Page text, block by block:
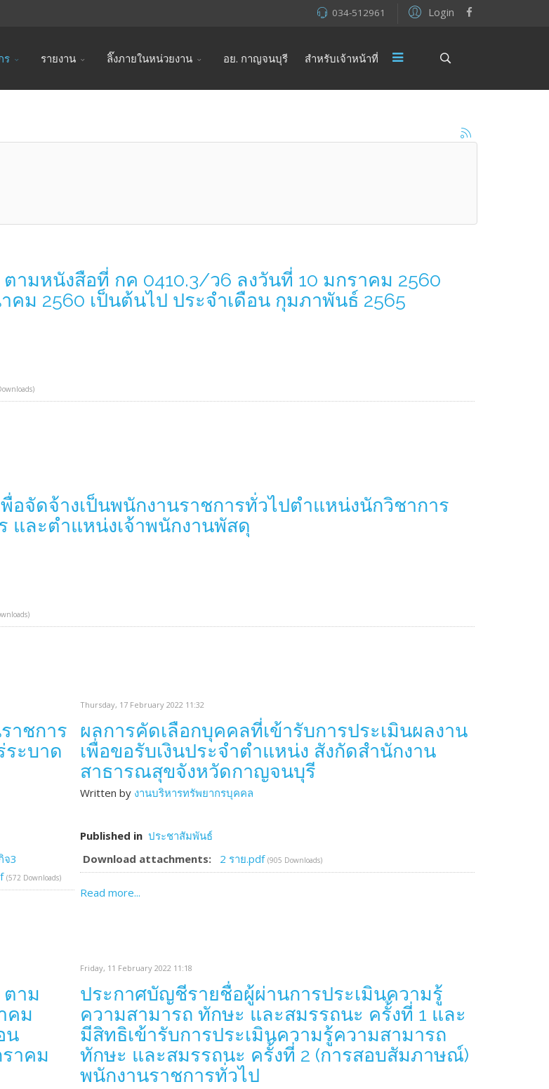
Login
034-512961
ร รายงาน ลิ๊งภายในหน่วยงาน อย. กาญจนบุรี สำหรับเจ้าหน้าที่
ามหนังสือที่ กค 0410.3/ว6 ลงวันที่ 10 มกราคม 2560
คม 2560 เป็นต้นไป ประจำเดือน กุมภาพันธ์ 2565
อจัดจ้างเป็นพนักงานราชการทั่วไปตำแหน่งนักวิชาการ
และตำแหน่งเจ้าพนักงานพัสดุ
าชการ
ระบาด
จ3
(572 Downloads)
Thursday, 17 February 2022 11:32
ผลการคัดเลือกบุคคลที่เข้ารับการประเมินผลงาน
เพื่อขอรับเงินประจำตำแหน่ง สังกัดสำนักงาน
สาธารณสุขจังหวัดกาญจนบุรี
Written by งานบริหารทรัพยากรบุคคล
Published in ประชาสัมพันธ์
Download attachments:
2 ราย.pdf (905 Downloads)
Read more...
ตาม
คม
น
าคม
Friday, 11 February 2022 11:18
ประกาศบัญชีรายชื่อผู้ผ่านการประเมินความรู้
ความสามารถ ทักษะ และสมรรถนะ ครั้งที่ 1 และ
มีสิทธิเข้ารับการประเมินความรู้ความสามารถ
ทักษะ และสมรรถนะ ครั้งที่ 2 (การสอบสัมภาษณ์)
พนักงานราชการทั่วไป